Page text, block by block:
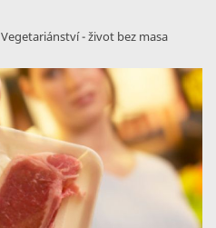
Vegetariánství - život bez masa